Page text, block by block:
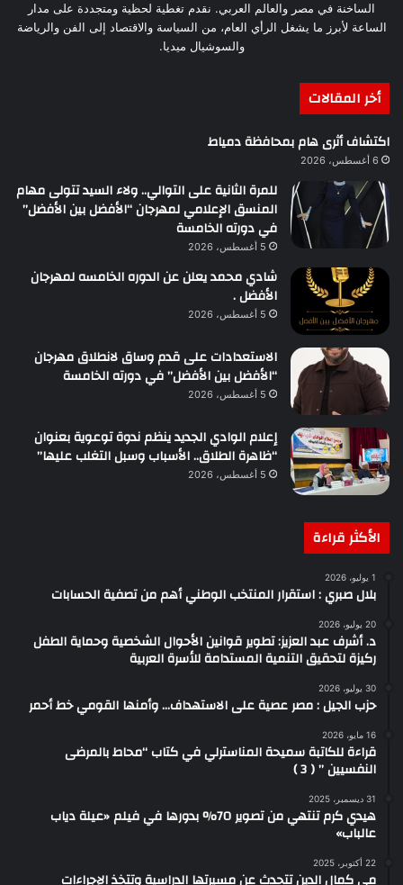
الساخنة في مصر والعالم العربي. نقدم تغطية لحظية ومتجددة على مدار
الساعة لأبرز ما يشغل الرأي العام، من السياسة والاقتصاد إلى الفن والرياضة
والسوشيال ميديا.
أخر المقالات
اكتشاف أثرى هام بمحافظة دمياط
6 أغسطس، 2026
للمرة الثانية على التوالي.. ولاء السيد تتولى مهام
المنسق الإعلامي لمهرجان “الأفضل بين الأفضل”
في دورته الخامسة
5 أغسطس، 2026
شادي محمد يعلن عن الدوره الخامسه لمهرجان
الأفضل .
5 أغسطس، 2026
الاستعدادات على قدم وساق لانطلاق مهرجان
“الأفضل بين الأفضل” في دورته الخامسة
5 أغسطس، 2026
إعلام الوادي الجديد ينظم ندوة توعوية بعنوان
“ظاهرة الطلاق.. الأسباب وسبل التغلب عليها”
5 أغسطس، 2026
الأكثر قراءة
1 يوليو، 2026
بلال صبري : استقرار المنتخب الوطني أهم من تصفية الحسابات
20 يوليو، 2026
د. أشرف عبد العزيز: تطوير قوانين الأحوال الشخصية وحماية الطفل
ركيزة لتحقيق التنمية المستدامة للأسرة العربية
30 يوليو، 2026
حزب الجيل : مصر عصية على الاستهداف… وأمنها القومي خط أحمر
16 مايو، 2026
قراءة للكاتبة سميحة المناسترلي في كتاب “محاط بالمرضى
النفسيين ” ( 3 )
31 ديسمبر، 2025
هيدي كرم تنتهي من تصوير 70% بدورها في فيلم «عيلة دياب
عالباب»
22 أكتوبر، 2025